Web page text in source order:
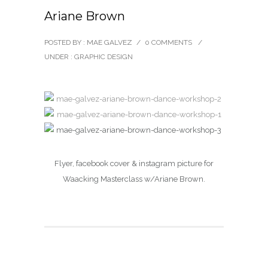
Ariane Brown
POSTED BY : MAE GALVEZ / 0 COMMENTS
/
UNDER : GRAPHIC DESIGN
Flyer, facebook cover & instagram picture for
Waacking Masterclass w/Ariane Brown.